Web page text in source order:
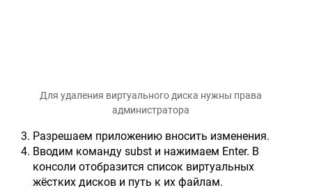
Для удаления виртуального диска нужны права
администратора
Разрешаем приложению вносить изменения.
Вводим команду subst и нажимаем Enter. В
консоли отобразится список виртуальных
жёстких дисков и путь к их файлам.